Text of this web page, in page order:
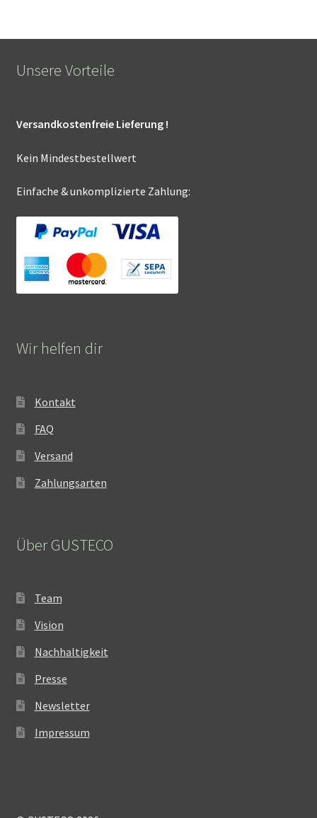
Unsere Vorteile
Versandkostenfreie Lieferung !
Kein Mindestbestellwert
Einfache & unkomplizierte Zahlung:
Wir helfen dir
Kontakt
FAQ
Versand
Zahlungsarten
Über GUSTECO
Team
Vision
Nachhaltigkeit
Presse
Newsletter
Impressum